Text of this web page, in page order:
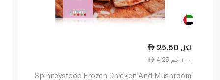
25.50 لكل
4.25 ١٠٠ جم
Spinneysfood Frozen Chicken And Mushroom